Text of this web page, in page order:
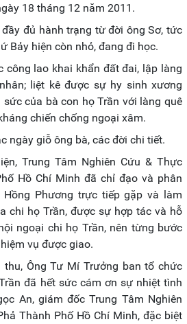
18 tháng 12 năm 2011.
đủ hành trạng từ đời ông Sơ, tức
Bảy hiện còn nhỏ, đang đi học.
công lao khai khẩn đất đai, lập làng
liệt kê được sự hy sinh xương
của bà con họ Trần với làng quê
chiến chống ngoại xâm.
ngày giỗ ông bà, các đời chi tiết.
Trung Tâm Nghiên Cứu & Thực
Hồ Chí Minh đã chỉ đạo và phân
Hồng Phương trực tiếp gặp và làm
chi họ Trần, được sự hợp tác và hỗ
ngoại chi họ Trần, nên từng bước
vụ được giao.
thu, Ông Tư Mí Trưởng ban tổ chức
đã hết sức cám ơn sự nhiệt tình
An, giám đốc Trung Tâm Nghiên
Thành Phố Hồ Chí Minh, đặc biệt